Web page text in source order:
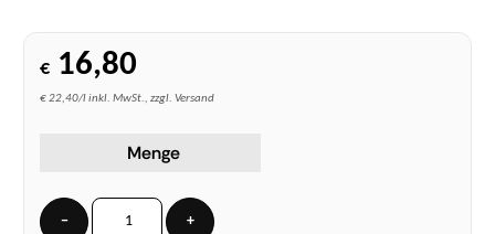
€ 16,80
€ 22,40/l inkl. MwSt., zzgl. Versand
Menge
− +